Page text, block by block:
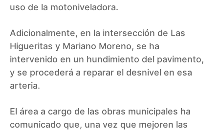
uso de la motoniveladora.
Adicionalmente, en la intersección de Las
Higueritas y Mariano Moreno, se ha
intervenido en un hundimiento del pavimento,
y se procederá a reparar el desnivel en esa
arteria.
El área a cargo de las obras municipales ha
comunicado que, una vez que mejoren las